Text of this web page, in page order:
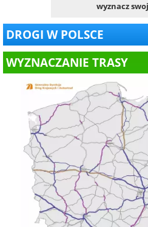
wyznacz
DROGI W POLSCE
WYZNACZANIE TRASY